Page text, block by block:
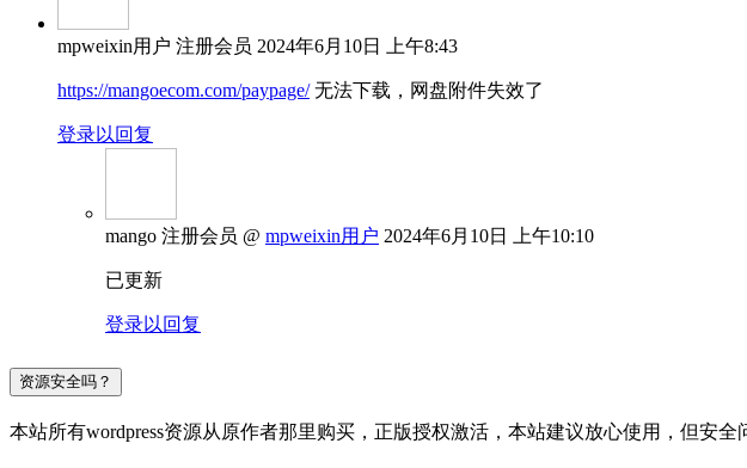
mpweixin用户 注册会员 2024年6月10日 上午8:43
https://mangoecom.com/paypage/无法下载，网盘附件失效了
登录以回复
mango 注册会员 @ mpweixin用户 2024年6月10日 上午10:10
已更新
登录以回复
资源安全吗？
本站所有wordpress资源从原作者那里购买，正版授权激活，本站建议放心使用，但安